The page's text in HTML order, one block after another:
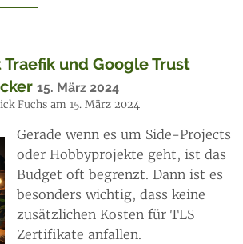
und Google Trust
15. März 2024
Fuchs am 15. März 2024
Gerade wenn es um Side-Projects
oder Hobbyprojekte geht, ist das
Budget oft begrenzt. Dann ist es
besonders wichtig, dass keine
zusätzlichen Kosten für TLS
Zertifikate anfallen.